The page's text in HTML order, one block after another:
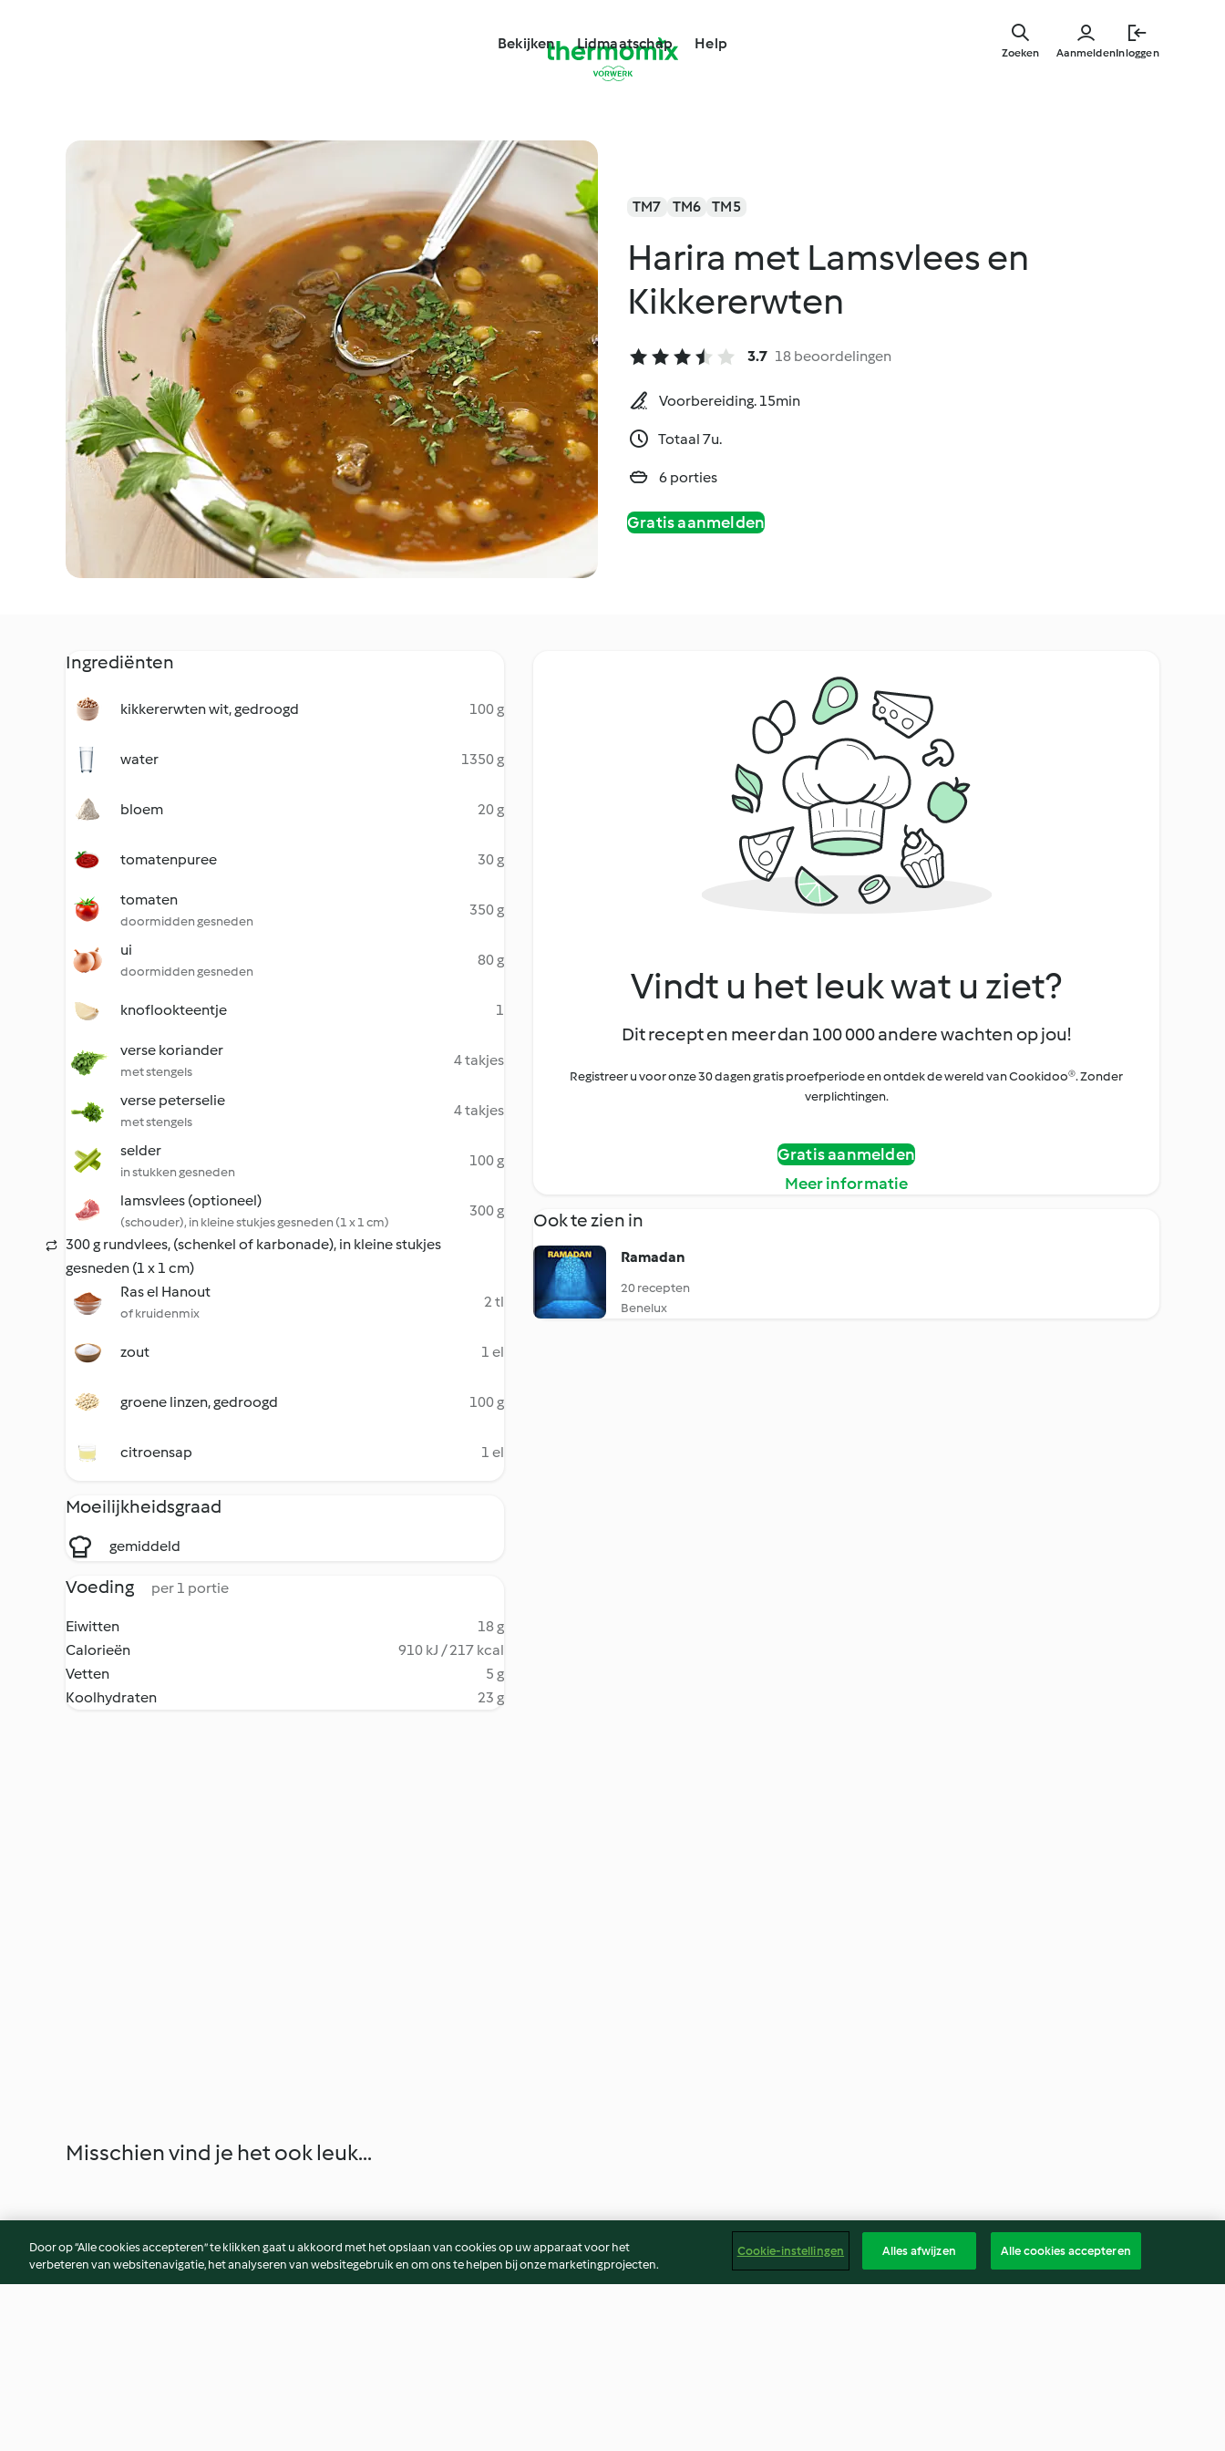
Bekijken Lidmaatschap Help
AanmeldenInloggen
Zoeken
TM7 TM6 TM5
Harira met Lamsvlees en
Kikkererwten
3.7 18 beoordelingen
Voorbereiding. 15min
Totaal 7u.
6 porties
Gratis aanmelden
Ingrediënten
kikkererwten wit, gedroogd 100 g
water 1350 g
bloem 20 g
tomatenpuree 30 g
tomaten
doormidden gesneden
350 g
ui
doormidden gesneden
80 g
knoflookteentje 1
verse koriander
met stengels
4 takjes
verse peterselie
met stengels
4 takjes
selder
in stukken gesneden
100 g
lamsvlees (optioneel)
(schouder), in kleine stukjes gesneden (1 x 1 cm)
300 g
300 g rundvlees, (schenkel of karbonade), in kleine stukjes
gesneden (1 x 1 cm)
Ras el Hanout
of kruidenmix
2 tl
zout 1 el
groene linzen, gedroogd 100 g
citroensap 1 el
Moeilijkheidsgraad
gemiddeld
Voeding per 1 portie
Eiwitten
18 g
Calorieën
910 kJ / 217 kcal
Vetten
5 g
Koolhydraten
23 g
Vindt u het leuk wat u ziet?
Dit recept en meer dan 100 000 andere wachten op jou!
Registreer u voor onze 30 dagen gratis proefperiode en ontdek de wereld van Cookidoo®. Zonder
verplichtingen.
Gratis aanmelden
Meer informatie
Ook te zien in
Ramadan
20 recepten
Benelux
Misschien vind je het ook leuk...
Door op “Alle cookies accepteren” te klikken gaat u akkoord met het opslaan van cookies op uw apparaat voor het
verbeteren van websitenavigatie, het analyseren van websitegebruik en om ons te helpen bij onze marketingprojecten.
Cookie-instellingen Alles afwijzen Alle cookies accepteren